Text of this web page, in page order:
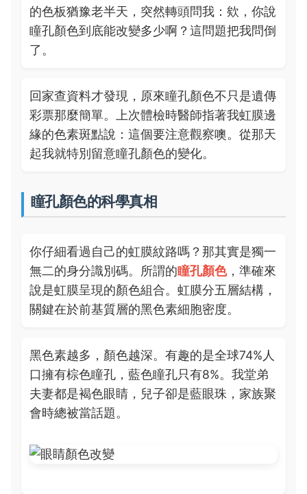
的色板猶豫老半天，突然轉頭問我：欸，你說
瞳孔顏色到底能改變多少啊？這問題把我問倒
了。
回家查資料才發現，原來瞳孔顏色不只是遺傳
彩票那麼簡單。上次體檢時醫師指著我虹膜邊
緣的色素斑點說：這個要注意觀察噢。從那天
起我就特別留意瞳孔顏色的變化。
瞳孔顏色的科學真相
你仔細看過自己的虹膜紋路嗎？那其實是獨一
無二的身分識別碼。所謂的瞳孔顏色，準確來
說是虹膜呈現的顏色組合。虹膜分五層結構，
關鍵在於前基質層的黑色素細胞密度。
黑色素越多，顏色越深。有趣的是全球74%人
口擁有棕色瞳孔，藍色瞳孔只有8%。我堂弟
夫妻都是褐色眼睛，兒子卻是藍眼珠，家族聚
會時總被當話題。